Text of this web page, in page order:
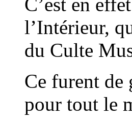
l’Intérieur,
du Culte
Ce furent de
pour tout le